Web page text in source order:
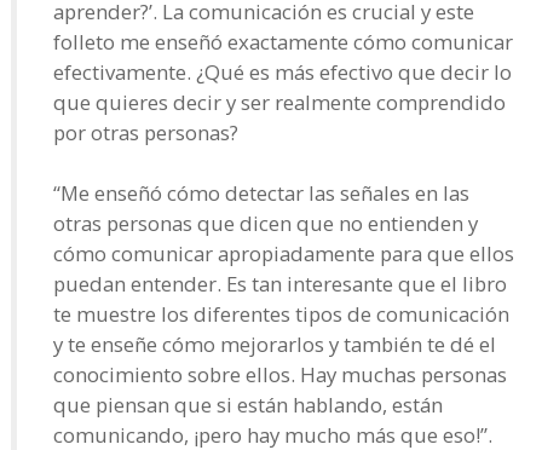
aprender?’. La comunicación es crucial y este
folleto me enseñó exactamente cómo comunicar
efectivamente. ¿Qué es más efectivo que decir lo
que quieres decir y ser realmente comprendido
por otras personas?
“Me enseñó cómo detectar las señales en las
otras personas que dicen que no entienden y
cómo comunicar apropiadamente para que ellos
puedan entender. Es tan interesante que el libro
te muestre los diferentes tipos de comunicación
y te enseñe cómo mejorarlos y también te dé el
conocimiento sobre ellos. Hay muchas personas
que piensan que si están hablando, están
comunicando, ¡pero hay mucho más que eso!”.